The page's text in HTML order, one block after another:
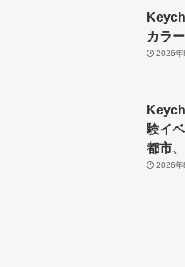
カラ
2026年
験イ
都市
2026年